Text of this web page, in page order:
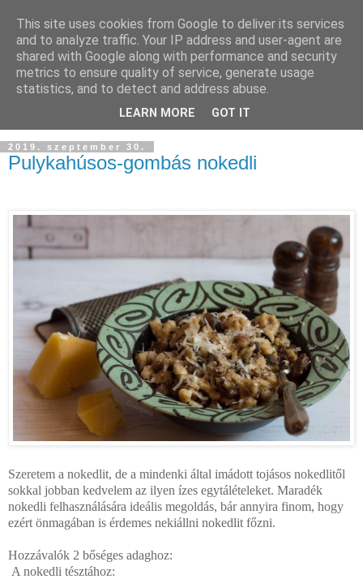
2019. szeptember 30.
Pulykahúsos-gombás nokedli
Szeretem a nokedlit, de a mindenki által imádott tojásos nokedlitől
sokkal jobban kedvelem az ilyen ízes egytálételeket. Maradék
nokedli felhasználására ideális megoldás, bár annyira finom, hogy
ezért önmagában is érdemes nekiállni nokedlit főzni.
Hozzávalók 2 bőséges adaghoz:
A nokedli tésztához:
This site uses cookies from Google to deliver its services
and to analyze traffic. Your IP address and user-agent are
shared with Google along with performance and security
metrics to ensure quality of service, generate usage
statistics, and to detect and address abuse.
LEARN MORE GOT IT